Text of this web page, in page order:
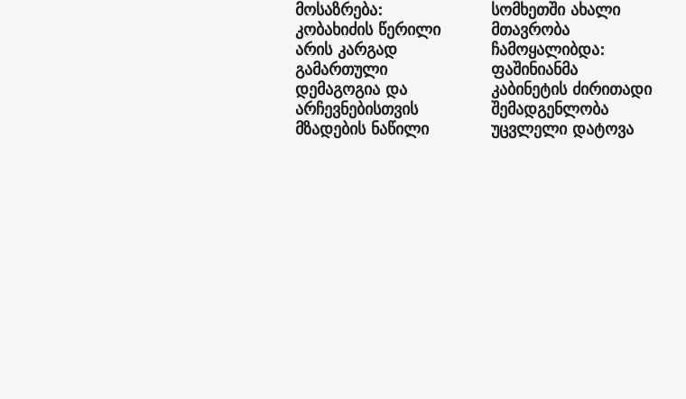
მოსაზრება:
კობახიძის წერილი
არის კარგად
გამართული
დემაგოგია და
არჩევნებისთვის
მზადების ნაწილი
სომხეთში ახალი
მთავრობა
ჩამოყალიბდა:
ფაშინიანმა
კაბინეტის ძირითადი
შემადგენლობა
უცვლელი დატოვა